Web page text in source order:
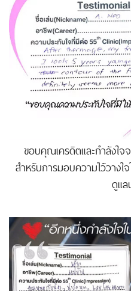
ขอบคุณเครดิตและกำลังใ
สำหรับการมอบความไว้วางใ
ดูแล